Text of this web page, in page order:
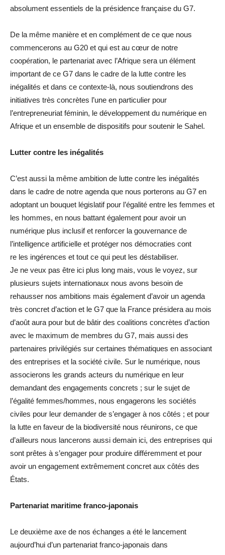
absolument essentiels de la présidence française du G7.
De la même manière et en complément de ce que nous
commencerons au G20 et qui est au cœur de notre
coopération, le partenariat avec l’Afrique sera un élément
important de ce G7 dans le cadre de la lutte contre les
inégalités et dans ce contexte-là, nous soutiendrons des
initiatives très concrètes l’une en particulier pour
l’entrepreneuriat féminin, le développement du numérique en
Afrique et un ensemble de dispositifs pour soutenir le Sahel.
Lutter contre les inégalités
C’est aussi la même ambition de lutte contre les inégalités
dans le cadre de notre agenda que nous porterons au G7 en
adoptant un bouquet législatif pour l’égalité entre les femmes et
les hommes, en nous battant également pour avoir un
numérique plus inclusif et renforcer la gouvernance de
l’intelligence artificielle et protéger nos démocraties cont
re les ingérences et tout ce qui peut les déstabiliser.
Je ne veux pas être ici plus long mais, vous le voyez, sur
plusieurs sujets internationaux nous avons besoin de
rehausser nos ambitions mais également d’avoir un agenda
très concret d’action et le G7 que la France présidera au mois
d’août aura pour but de bâtir des coalitions concrètes d’action
avec le maximum de membres du G7, mais aussi des
partenaires privilégiés sur certaines thématiques en associant
des entreprises et la société civile. Sur le numérique, nous
associerons les grands acteurs du numérique en leur
demandant des engagements concrets ; sur le sujet de
l’égalité femmes/hommes, nous engagerons les sociétés
civiles pour leur demander de s’engager à nos côtés ; et pour
la lutte en faveur de la biodiversité nous réunirons, ce que
d’ailleurs nous lancerons aussi demain ici, des entreprises qui
sont prêtes à s’engager pour produire différemment et pour
avoir un engagement extrêmement concret aux côtés des
États.
Partenariat maritime franco-japonais
Le deuxième axe de nos échanges a été le lancement
aujourd’hui d’un partenariat franco-japonais dans